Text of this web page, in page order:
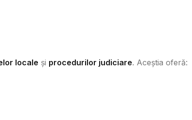
locale și procedurilor judiciare. Aceștia oferă: